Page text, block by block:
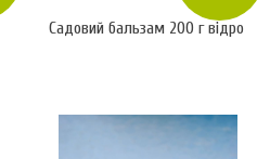
Садовий бальзам 200 г відро